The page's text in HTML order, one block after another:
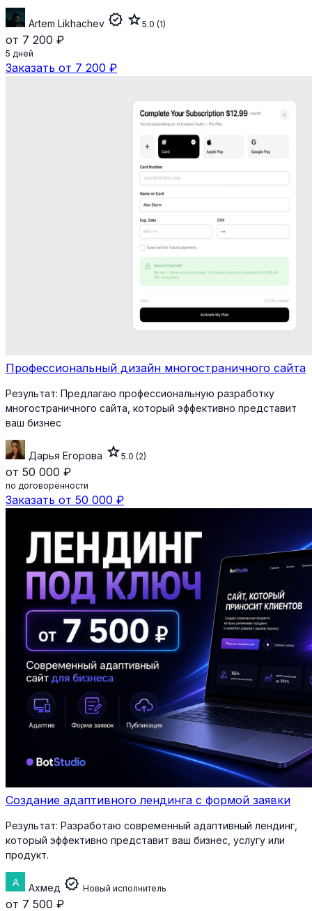
Artem Likhachev verified star5.0 (1)
от 7 200 ₽
5 дней
Заказать от 7 200 ₽
Профессиональный дизайн многостраничного сайта
Результат: Предлагаю профессиональную разработку
многостраничного сайта, который эффективно представит
ваш бизнес
Дарья Егорова star5.0 (2)
от 50 000 ₽
по договорённости
Заказать от 50 000 ₽
Создание адаптивного лендинга с формой заявки
Результат: Разработаю современный адаптивный лендинг,
который эффективно представит ваш бизнес, услугу или
продукт.
Ахмед verified Новый исполнитель
от 7 500 ₽